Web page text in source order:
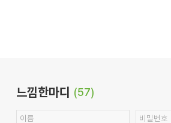
느낌한마디 (57)